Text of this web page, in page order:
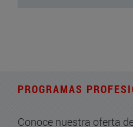
PROGRAMAS
Conoce nuestra oferta